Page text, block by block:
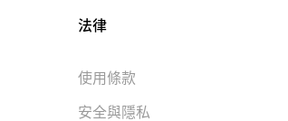
法律
使用條款
安全與隱私